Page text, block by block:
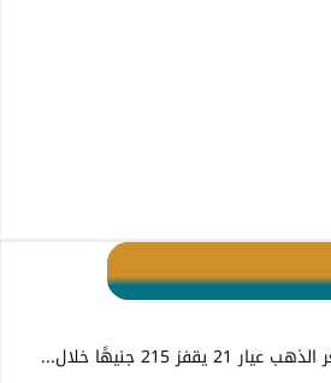
عيار 21 يقفز 215 جنيهًا خلال...